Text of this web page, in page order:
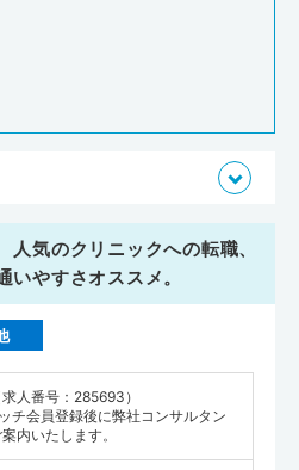
気のクリニックへの転職、
やすさオススメ。
人番号：285693）
チ会員登録後に弊社コンサルタン
内いたします。